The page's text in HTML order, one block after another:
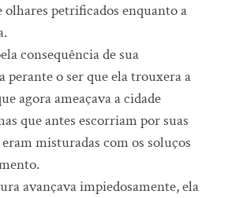
olhares petrificados enquanto a
consequência de sua
perante o ser que ela trouxera a
agora ameaçava a cidade
que antes escorriam por suas
misturadas com os soluços
avançava impiedosamente, ela